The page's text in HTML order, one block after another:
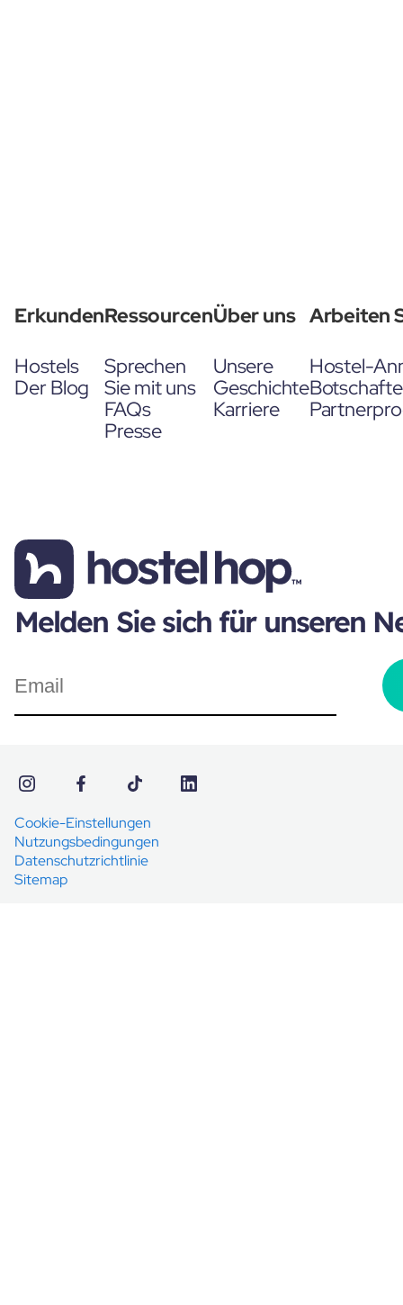
Erkunden
Hostels
Der Blog
Ressourcen
Sprechen
Sie mit uns
FAQs
Presse
Über uns
Unsere
Geschichte
Karriere
Arbeiten
Hostel-
Melden Sie sich für unseren
Cookie-Einstellungen
Nutzungsbedingungen
Datenschutzrichtlinie
Sitemap